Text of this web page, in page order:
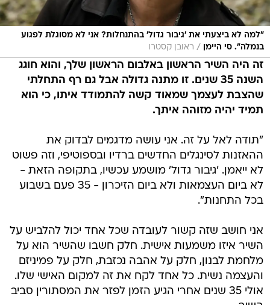
"למה לא ביצעתי את 'גיבור גדול' בהתנחלות? אני לא מסוגלת לפגוע
בנמלה". סי היימן
/ ראובן קסטרו
זה היה השיר הראשון באלבום הראשון שלך, והוא חוגג
השנה 35 שנים. זו מתנה גדולה אבל גם רף התחלתי
שהצבת לעצמך שמאוד קשה להתמודד איתו, כי הוא
תמיד יהיה מזוהה איתך.
"תודה לאל על זה. אני עושה מדגמים לבדוק את
ההאזנות לסינגלים החדשים ברדיו ובספוטיפי, וזה פשוט
לא ייאמן. 'גיבור גדול' מושמע עכשיו, בתקופה הזאת -
לא ביום העצמאות ולא ביום הזיכרון - 35 פעם בשבוע
בכל התחנות".
אני חושב שזה קשור לעובדה שכל אחד יכול להלביש על
השיר איזו משמעות אישית. חלק חשבו שהשיר הוא על
מלחמת לבנון, חלק על אהבה נכזבת, חלק על פמיניזם
והעצמה נשית. כל אחד לקח את זה למקום האישי שלו.
אולי 35 שנים אחרי הגיע הזמן לפזר את המסתורין סביב